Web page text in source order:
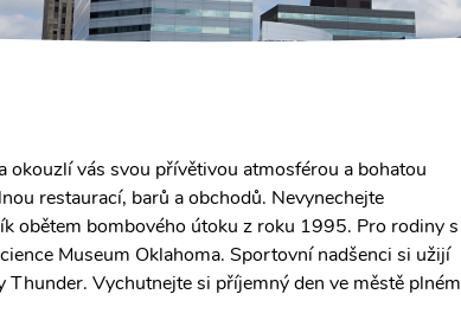
okouzlí vás svou přívětivou atmosférou a bohatou
restaurací, barů a obchodů. Nevynechejte
obětem bombového útoku z roku 1995. Pro rodiny s
Museum Oklahoma. Sportovní nadšenci si užijí
Vychutnejte si příjemný den ve městě plném